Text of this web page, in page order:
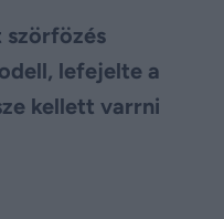
szörfözés
lefejelte a
kellett varrni